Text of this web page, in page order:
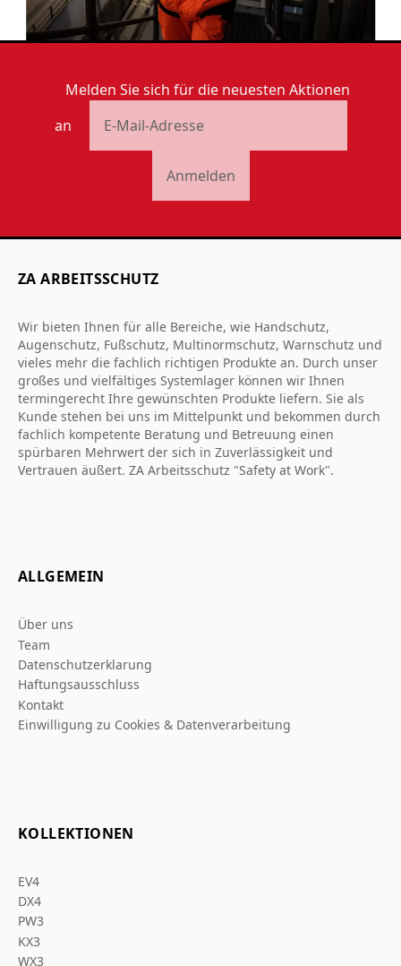
Melden Sie sich für die neuesten Aktionen
an
Anmelden
ZA ARBEITSSCHUTZ
Wir bieten Ihnen für alle Bereiche, wie Handschutz,
Augenschutz, Fußschutz, Multinormschutz, Warnschutz und
vieles mehr die fachlich richtigen Produkte an. Durch unser
großes und vielfältiges Systemlager können wir Ihnen
termingerecht Ihre gewünschten Produkte liefern. Sie als
Kunde stehen bei uns im Mittelpunkt und bekommen durch
fachlich kompetente Beratung und Betreuung einen
spürbaren Mehrwert der sich in Zuverlässigkeit und
Vertrauen äußert. ZA Arbeitsschutz "Safety at Work".
ALLGEMEIN
Über uns
Team
Datenschutzerklarung
Haftungsausschluss
Kontakt
Einwilligung zu Cookies & Datenverarbeitung
KOLLEKTIONEN
EV4
DX4
PW3
KX3
WX3